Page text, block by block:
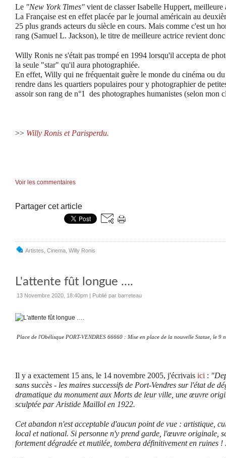
Le "New York Times" vient de classer Isabelle Huppert,
La Française est en effet placée par le journal américain au
25 plus grands acteurs du siècle en cours. Mais comme c'est un
rang (Samuel L. Jackson), le titre de meilleure actrice revient
Willy Ronis ne s'était pas trompé en 1994 lorsqu'il accepta de
la seule "star" qu'il aura photographiée.
En effet, Willy qui ne fréquentait guère le monde du cinéma ou
rendre dans les quartiers populaires pour y photographier de
assoir son rang de n°1 des photographes humanistes (selon mon
>> Willy Ronis et Parisperdu.
Voir les commentaires
Partager cet article
Artistes Cinema Willy Ronis
L'attente fût longue ….
13 Novembre 2020, 18:40pm Publié par barreteau
Place de l'Obélisque PORT-VENDRES 66660 : Mise en place de la nouvelle Statue, le 9
Il y a exactement 15 ans, le 14 novembre 2005, j'écrivais ici :
sans succès - les maires successifs de Port-Vendres sur l'état de
dramatique du monument aux Morts de leur ville, une œuvre
sculptée par Aristide Maillol en 1922.
Cet abandon n'est acceptable d'aucun point de vue : artistique,
local et national. Si personne n'y prend garde, l'œuvre originale,
fortement dégradée et mutilée, tombera définitivement en ruines